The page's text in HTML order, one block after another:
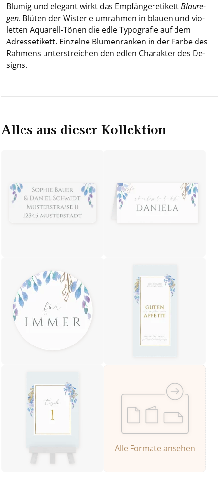
Blu­mig und ele­gant wirkt das Emp­fän­ge­r­eti­kettBlau­re­
gen. Blü­ten der Wis­te­rie um­rah­men in blau­en und vio­
let­ten Aquarell-​Tönen die edle Ty­po­gra­fie auf dem
Adress­eti­kett. Ein­zel­ne Blu­men­ran­ken in der Farbe des
Rah­mens un­ter­strei­chen den edlen Cha­rak­ter des De­
signs.
Alles aus dieser Kollektion
Alle Formate ansehen